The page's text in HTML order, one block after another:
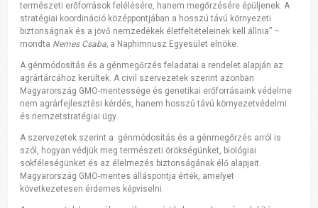
természeti erőforrások felélésére, hanem megőrzésére épüljenek. A
stratégiai koordináció középpontjában a hosszú távú környezeti
biztonságnak és a jövő nemzedékek életfeltételeinek kell állnia” –
mondta Nemes Csaba, a Naphimnusz Egyesület elnöke.
A génmódosítás és a génmegőrzés feladatai a rendelet alapján az
agrártárcához kerültek. A civil szervezetek szerint azonban
Magyarország GMO-mentessége és genetikai erőforrásaink védelme
nem agrárfejlesztési kérdés, hanem hosszú távú környezetvédelmi
és nemzetstratégiai ügy
A szervezetek szerint a génmódosítás és a génmegőrzés arról is
szól, hogyan védjük meg természeti örökségünket, biológiai
sokféleségünket és az élelmezés biztonságának élő alapjait.
Magyarország GMO-mentes álláspontja érték, amelyet
következetesen érdemes képviselni.